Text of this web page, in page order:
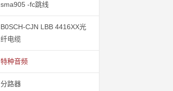
sma905 -fc跳线
B0SCH-CJN LBB 4416XX光
纤电缆
特种音频
分路器